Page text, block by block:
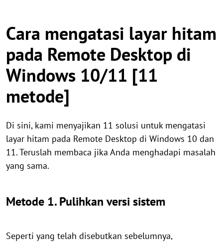
Cara mengatasi layar hitam
pada Remote Desktop di
Windows 10/11 [11
metode]
Di sini, kami menyajikan 11 solusi untuk mengatasi
layar hitam pada Remote Desktop di Windows 10 dan
11. Teruslah membaca jika Anda menghadapi masalah
yang sama.
Metode 1. Pulihkan versi sistem
Seperti yang telah disebutkan sebelumnya,